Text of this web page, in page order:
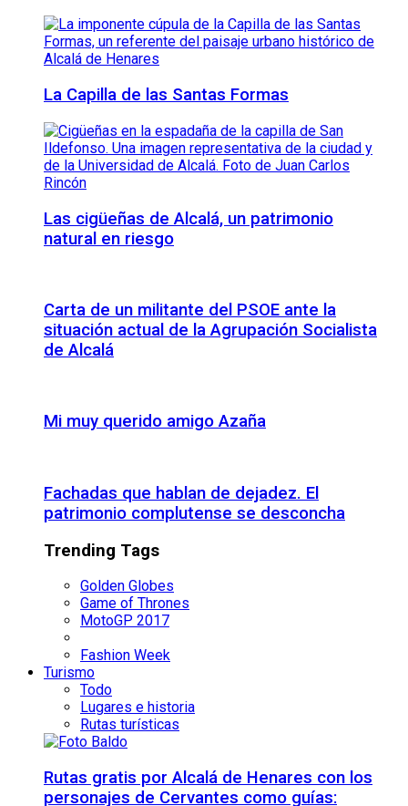
La Capilla de las Santas Formas
Las cigüeñas de Alcalá, un patrimonio
natural en riesgo
Carta de un militante del PSOE ante la
situación actual de la Agrupación Socialista
de Alcalá
Mi muy querido amigo Azaña
Fachadas que hablan de dejadez. El
patrimonio complutense se desconcha
Trending Tags
Golden Globes
Game of Thrones
MotoGP 2017
Fashion Week
Turismo
Todo
Lugares e historia
Rutas turísticas
Rutas gratis por Alcalá de Henares con los
personajes de Cervantes como guías: